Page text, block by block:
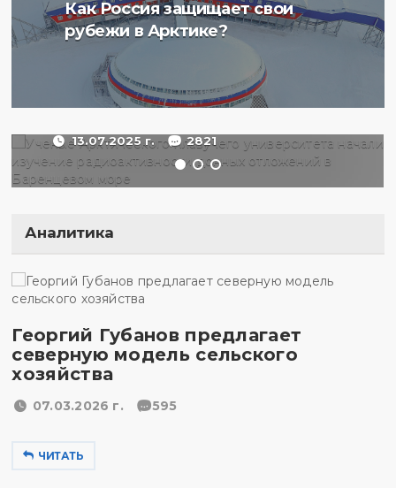
Как Россия защищает свои
рубежи в Арктике?
Ученые Арктического
плавучего университета
радиоактивности донных
отложений в Баренцевом
13.07.2025 г. 2821
Аналитика
Георгий Губанов предлагает
северную модель сельского
хозяйства
07.03.2026 г. 595
ЧИТАТЬ